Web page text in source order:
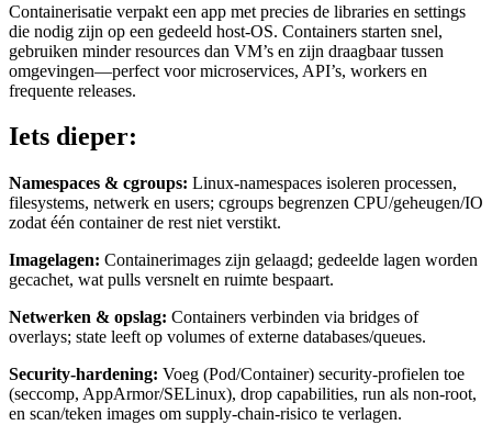
Containerisatie verpakt een app met precies de libraries en settings
die nodig zijn op een gedeeld host-OS. Containers starten snel,
gebruiken minder resources dan VM’s en zijn draagbaar tussen
omgevingen—perfect voor microservices, API’s, workers en
frequente releases.
Iets dieper:
Namespaces & cgroups: Linux-namespaces isoleren processen,
filesystems, netwerk en users; cgroups begrenzen CPU/geheugen/IO
zodat één container de rest niet verstikt.
Imagelagen: Containerimages zijn gelaagd; gedeelde lagen worden
gecachet, wat pulls versnelt en ruimte bespaart.
Netwerken & opslag: Containers verbinden via bridges of
overlays; state leeft op volumes of externe databases/queues.
Security-hardening: Voeg (Pod/Container) security-profielen toe
(seccomp, AppArmor/SELinux), drop capabilities, run als non-root,
en scan/teken images om supply-chain-risico te verlagen.